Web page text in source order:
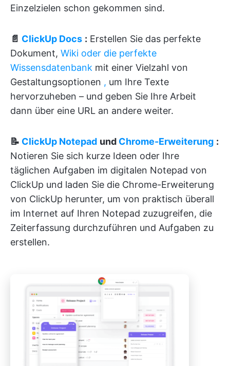
Einzelzielen schon gekommen sind.
📄 ClickUp Docs : Erstellen Sie das perfekte
Dokument, Wiki oder die perfekte
Wissensdatenbank mit einer Vielzahl von
Gestaltungsoptionen , um Ihre Texte
hervorzuheben – und geben Sie Ihre Arbeit
dann über eine URL an andere weiter.
📝 ClickUp Notepad und Chrome-Erweiterung :
Notieren Sie sich kurze Ideen oder Ihre
täglichen Aufgaben im digitalen Notepad von
ClickUp und laden Sie die Chrome-Erweiterung
von ClickUp herunter, um von praktisch überall
im Internet auf Ihren Notepad zuzugreifen, die
Zeiterfassung durchzuführen und Aufgaben zu
erstellen.